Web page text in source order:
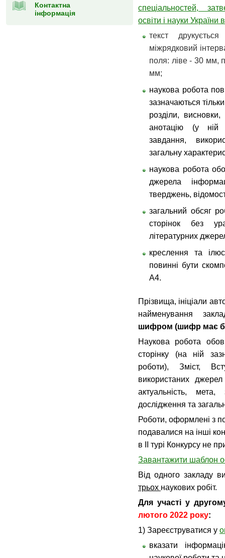
Контактна
інформація
спеціальностей,
освіти і науки
текст
міжрядковий
поля: ліве - 30 мм,
мм;
наукова робота
зазначаються
розділи, висновки,
анотацію (у ній
завдання,
загальну
наукова робота
джерела
тверджень,
загальний обсяг
сторінок без
літературних
креслення та
повинні бути
А4.
Прізвища, ініціали
найменування
шифром (шифр має
Наукова робота
сторінку (на ній
роботи), Зміст,
використаних
актуальність,
дослідження та
Роботи, оформлені з
подавалися на інші
в ІІ турі Конкурсу не
Завантажити шаблон
Від одного закладу
трьох наукових робіт.
Для участі у
лютого 2022 року:
1) Зареєструватися у
вказати